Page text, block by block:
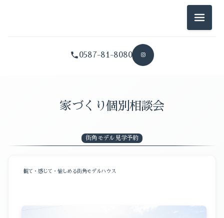
0587-81-8080
街角モデル見学予約（1）
リフォーム・リノベーション相談会（1）
江南市限定 ベビーベッド無料レンタル（1）
メニュ
家づくり個別相談会
街角モデル見学予約
観て・感じて・愉しめる街角モデルハウス